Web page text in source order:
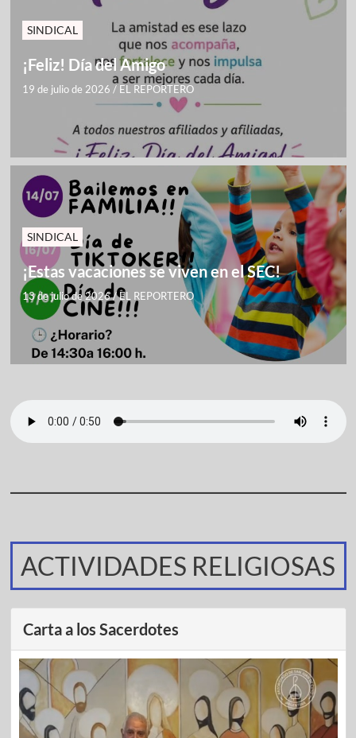
SINDICAL
¡Feliz! Día del Amigo
19 de julio de 2026 / EL REPORTERO
SINDICAL
¡Estas vacaciones se viven en el SEC!
13 de julio de 2026/EL REPORTERO
ACTIVIDADES RELIGIOSAS
Carta a los Sacerdotes